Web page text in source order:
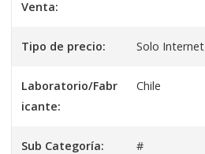
Venta:
Tipo de precio: Solo Internet
Laboratorio/Fabr
icante:
Chile
Sub Categoría: #